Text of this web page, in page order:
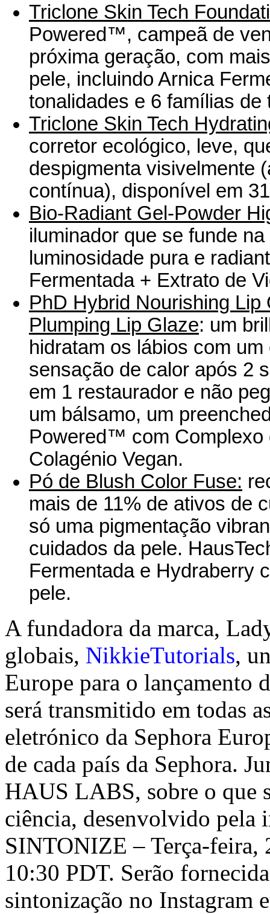
Triclone Skin Tech
Powered™, campeã de
próxima geração, com
pele, incluindo Arnica
tonalidades e 6 famílias de
Triclone Skin Tech
corretor ecológico, leve,
despigmenta visivelmente
contínua), disponível em
Bio-Radiant Gel-Powder
iluminador que se funde
luminosidade pura e
Fermentada + Extrato de
PhD Hybrid Nourishing
Plumping Lip Glaze: um
hidratam os lábios com
sensação de calor após 2
em 1 restaurador e não
um bálsamo, um
Powered™ com Complexo
Colagénio Vegan.
Pó de Blush Color Fuse:
mais de 11% de ativos de
só uma pigmentação
cuidados da pele.
Fermentada e Hydraberry
pele.
A fundadora da marca,
globais, NikkieTutorials,
Europe para o lançamento
será transmitido em todas
eletrónico da Sephora
de cada país da Sephora.
HAUS LABS, sobre o que
ciência, desenvolvido pela
SINTONIZE – Terça-feira,
10:30 PDT. Serão
sintonização no Instagram